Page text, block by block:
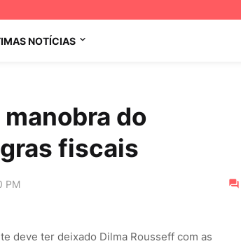
NOTÍCIAS
do
fiscais
PM
deve ter deixado Dilma Rousseff com as